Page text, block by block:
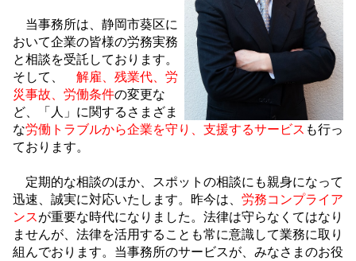
当事務所は、静岡市葵区に
おいて企業の皆様の労務実務
と相談を受託しております。
そして、 解雇、残業代、労
災事故、労働条件の変更な
ど、「人」に関するさまざま
な労働トラブルから企業を守り、支援するサービス も行っ
ております。
定期的な相談のほか、スポットの相談にも親身になって
迅速、誠実に対応いたします。昨今は、 労務コンプライア
ンスが重要な時代になりました。法律は守らなくてはなり
ませんが、法律を活用することも常に意識して業務に取り
組んでおります。当事務所のサービスが、みなさまのお役